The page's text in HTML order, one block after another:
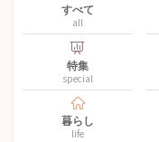
すべて
all
特集
special
暮らし
life